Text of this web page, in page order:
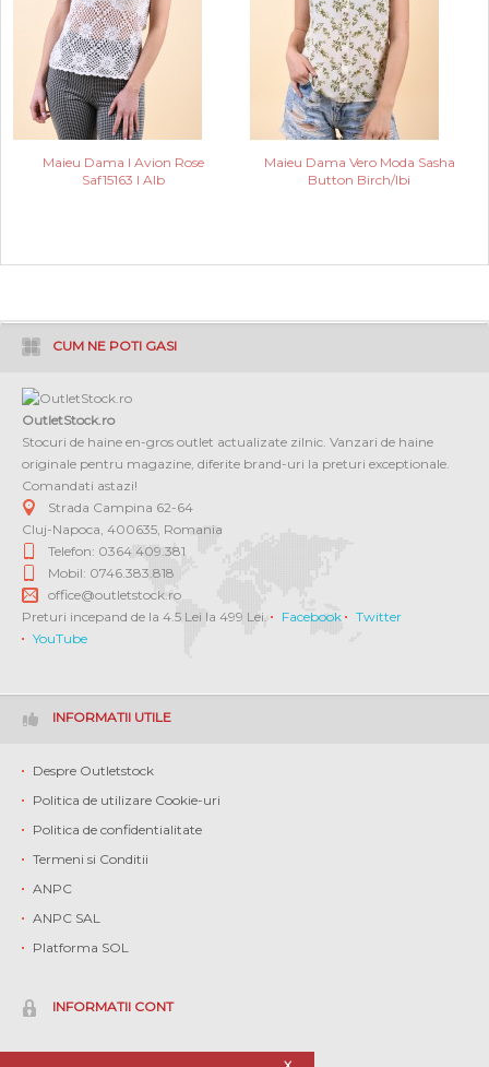
Maieu Dama I Avion Rose
Saf15163 I Alb
Maieu Dama Vero Moda Sasha
Button Birch/Ibi
CUM NE POTI GASI
OutletStock.ro
Stocuri de haine en-gros outlet actualizate zilnic. Vanzari de haine
originale pentru magazine, diferite brand-uri la preturi exceptionale.
Comandati astazi!
Strada Campina 62-64
Cluj-Napoca 400635 Romania
Telefon: 0364 409.381
Mobil: 0746.383.818
office@outletstock.ro
Preturi incepand de la 4.5 Lei la 499 Lei.
Facebook
Twitter
YouTube
INFORMATII UTILE
Despre Outletstock
Politica de utilizare Cookie-uri
Politica de confidentialitate
Termeni si Conditii
ANPC
ANPC SAL
Platforma SOL
INFORMATII CONT